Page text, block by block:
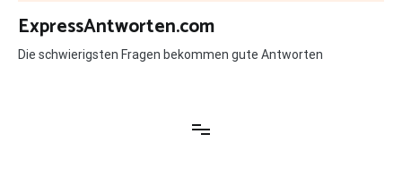
Zum
Inhalt
springen
ExpressAntworten.com
Die schwierigsten Fragen bekommen gute Antworten